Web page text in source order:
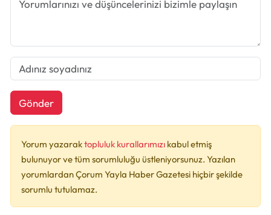
Gönder
Yorum yazaraktopluluk kurallarımızı kabul etmiş
bulunuyor ve tüm sorumluluğu üstleniyorsunuz. Yazılan
yorumlardan Çorum Yayla Haber Gazetesi hiçbir şekilde
sorumlu tutulamaz.